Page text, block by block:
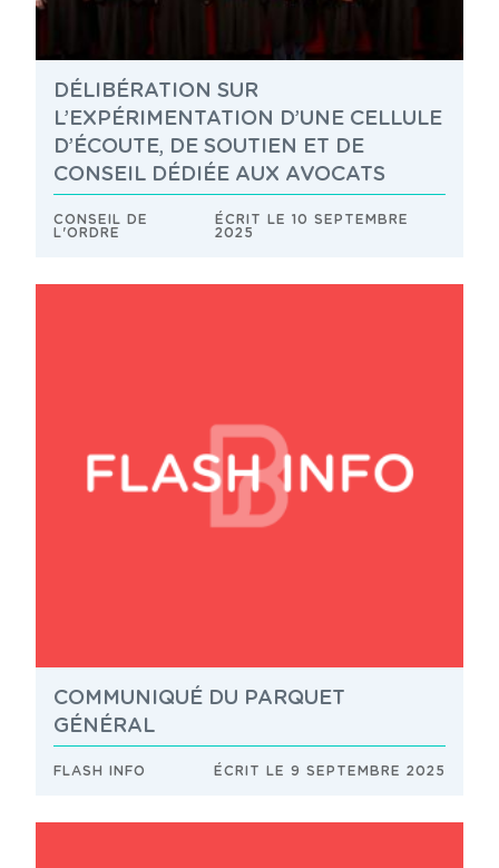
DÉLIBÉRATION SUR
L’EXPÉRIMENTATION D’UNE CELLULE
D’ÉCOUTE, DE SOUTIEN ET DE
CONSEIL DÉDIÉE AUX AVOCATS
CONSEIL DE
L'ORDRE
ÉCRIT LE 10 SEPTEMBRE
2025
COMMUNIQUÉ DU PARQUET
GÉNÉRAL
FLASH INFO ÉCRIT LE 9 SEPTEMBRE 2025